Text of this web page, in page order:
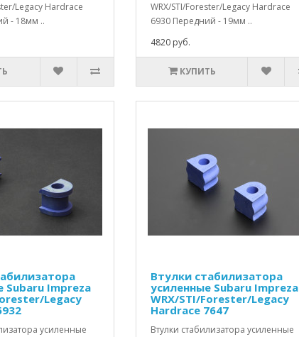
Legacy Hardrace
- 18мм ..
WRX/STI/Forester/Legacy Hardrace
6930 Передний - 19мм ..
4820 руб.
КУПИТЬ
Subaru Impreza
Legacy
усиленные
Втулки стабилизатора
усиленные Subaru Impreza
WRX/STI/Forester/Legacy
Hardrace 7647
Втулки стабилизатора усиленные